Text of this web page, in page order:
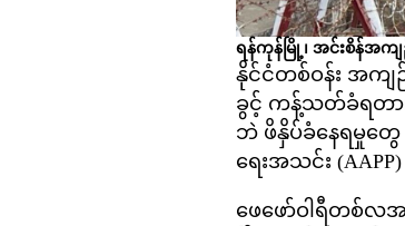
ရန်ကုန်မြို့၊ အင်းစိန်အက
နိုင်ငံတစ်ဝန်း အကျ
ခွင့် ကန့်သတ်ခံရတ
ဘဲ ဖိနှိပ်ခံနေရမှုတွေ
ရေးအသင်း
ဖေဖော်ဝါရီတစ်